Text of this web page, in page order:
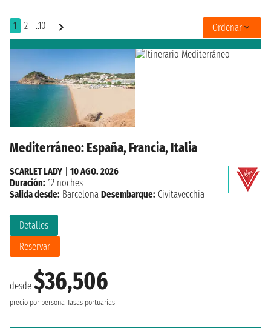
1 2 ..10 Ordenar
Mediterráneo: España, Francia, Italia
desde $36,506
precio por persona Tasas portuarias
Detalles
Reservar
SCARLET LADY
10 AGO. 2026
Duración: 12 noches
Salida desde: Barcelona Desembarque: Civitavecchia